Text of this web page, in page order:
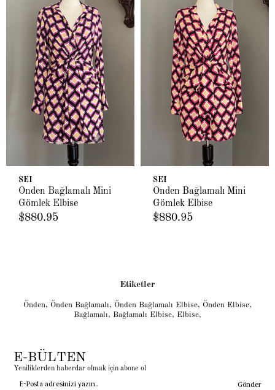
SEI
Önden Bağlamalı Mini
Gömlek Elbise
$880.95
SEI
Önden Bağlamalı Mini
Gömlek Elbise
$880.95
Etiketler
Önden, Önden Bağlamalı, Önden Bağlamalı Elbise, Önden Elbise,
Bağlamalı, Bağlamalı Elbise, Elbise,
E-BÜLTEN
Yeniliklerden haberdar olmak için abone ol
Gönder